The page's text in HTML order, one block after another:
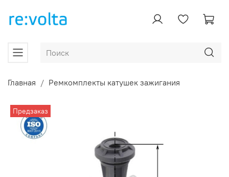
Главная Ремкомплекты катушек зажигания
Предзаказ